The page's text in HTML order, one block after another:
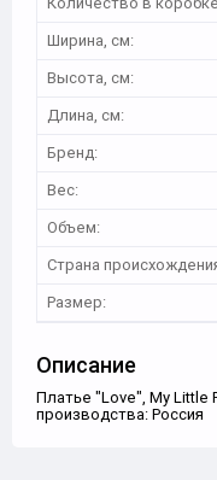
Ширина, см:
Высота, см:
Длина, см:
Бренд:
Вес:
Объем:
Страна
Размер:
Описание
Платье "Love", My Little
производства: Россия